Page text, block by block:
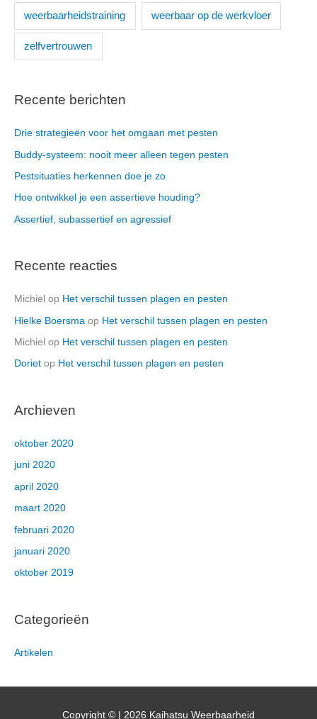
weerbaarheidstraining weerbaar op de werkvloer
zelfvertrouwen
Recente berichten
Drie strategieën voor het omgaan met pesten
Buddy-systeem: nooit meer alleen tegen pesten
Pestsituaties herkennen doe je zo
Hoe ontwikkel je een assertieve houding?
Assertief, subassertief en agressief
Recente reacties
Michiel op Het verschil tussen plagen en pesten
Hielke Boersma op Het verschil tussen plagen en pesten
Michiel op Het verschil tussen plagen en pesten
Doriet op Het verschil tussen plagen en pesten
Archieven
oktober 2020
juni 2020
april 2020
maart 2020
februari 2020
januari 2020
oktober 2019
Categorieën
Artikelen
Copyright © | 2026 Kaihatsu Weerbaarheid